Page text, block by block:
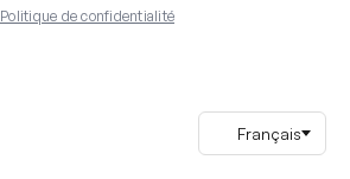
Politique de confidentialité